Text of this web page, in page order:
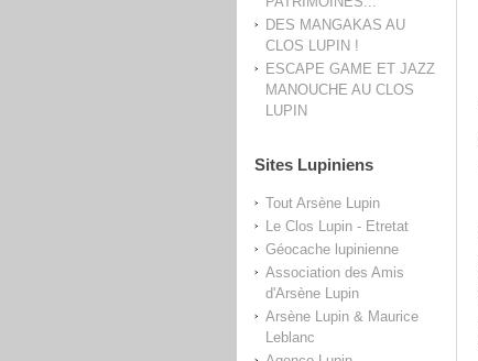
DES MANGAKAS AU
CLOS LUPIN !
ESCAPE GAME ET JAZZ
MANOUCHE AU CLOS
LUPIN
Sites Lupiniens
Tout Arsène Lupin
Le Clos Lupin - Etretat
Géocache lupinienne
Association des Amis
d'Arsène Lupin
Arsène Lupin & Maurice
Leblanc